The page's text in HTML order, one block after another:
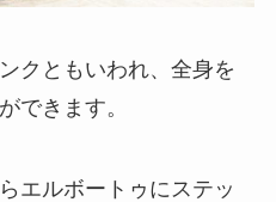
クともいわれ、全身を
できます。
エルボートゥにステッ